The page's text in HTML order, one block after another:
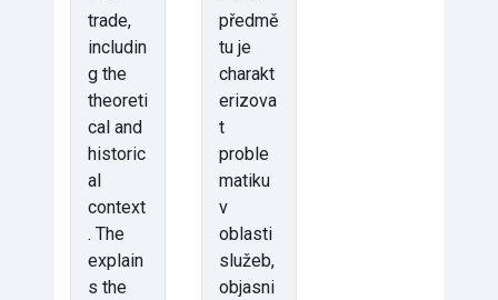
trade,
includin
g the
theoreti
cal and
historic
al
context
. The
explain
s the
předmě
tu je
charakt
erizova
t
proble
matiku
v
oblasti
služeb,
objasni